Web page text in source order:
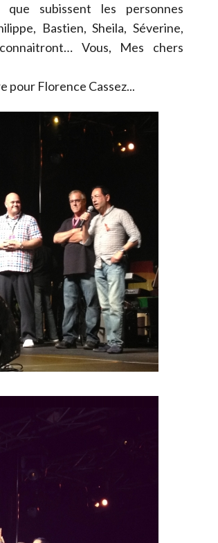
que subissent les personnes
Bastien, Sheila, Séverine,
Vous, Mes chers
pour Florence Cassez...